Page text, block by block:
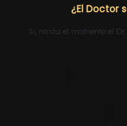
¿El Doctor
Sí, hasta el momento el